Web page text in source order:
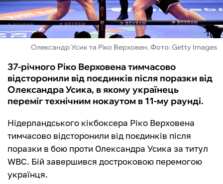
БУКМЕКЕРИ
Олександр Усик та Ріко Верховен. Фото: Getty Images
37-річного Ріко Верховена тимчасово
відсторонили від поєдинків після поразки від
Олександра Усика, в якому українець
переміг технічним нокаутом в 11-му раунді.
Нідерландського кікбоксера Ріко Верховена
тимчасово відсторонили від поєдинків після
поразки в бою проти Олександра Усика за титул
WBC. Бій завершився достроковою перемогою
українця.